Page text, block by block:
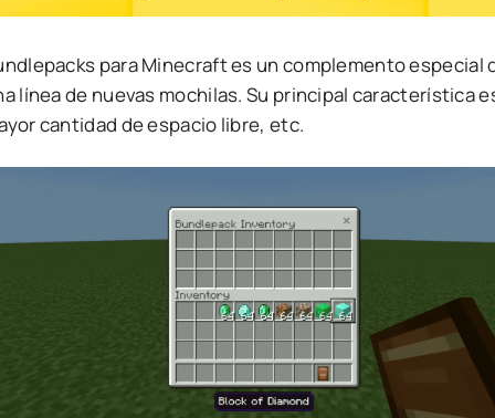
para Minecraft es un complemento
línea de nuevas mochilas. Su principal característica
cantidad de espacio libre, etc.